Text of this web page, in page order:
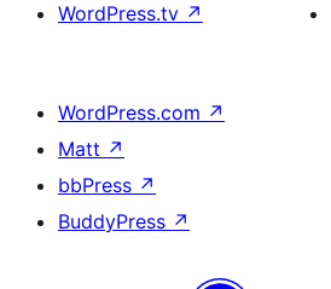
WordPress.tv ↗
WordPress.com ↗
Matt ↗
bbPress ↗
BuddyPress ↗